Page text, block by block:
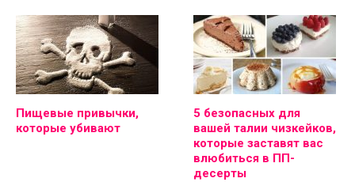
Пищевые привычки,
которые убивают
5 безопасных для
вашей талии чизкейков,
которые заставят вас
влюбиться в ПП-
десерты